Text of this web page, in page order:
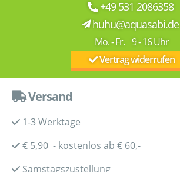
+49 531 2086358
huhu@aquasabi.de
Mo. - Fr. 9 - 16 Uhr
Vertrag widerrufen
Versand
1-3 Werktage
€ 5,90 - kostenlos ab € 60,-
Samstagszustellung